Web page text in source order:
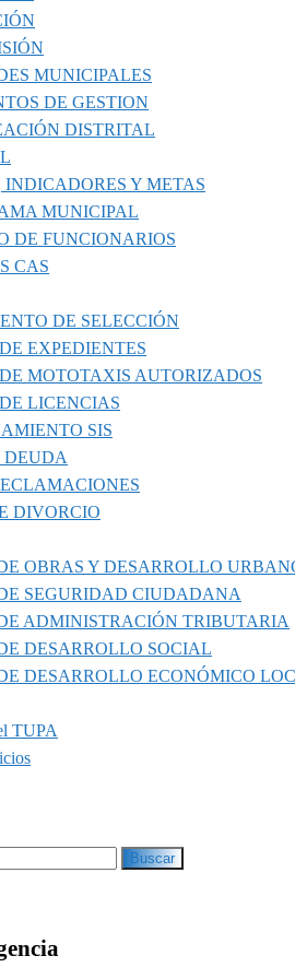
MUNICIPALES
DE GESTION
DISTRITAL
INDICADORES Y METAS
MUNICIPAL
DE FUNCIONARIOS
CAS
DE SELECCIÓN
EXPEDIENTES
MOTOTAXIS AUTORIZADOS
LICENCIAS
SIS
DEUDA
DIVORCIO
OBRAS Y DESARROLLO
SEGURIDAD CIUDADANA
ADMINISTRACIÓN TRIBUTARIA
DESARROLLO SOCIAL
DESARROLLO ECONÓMICO
TUPA